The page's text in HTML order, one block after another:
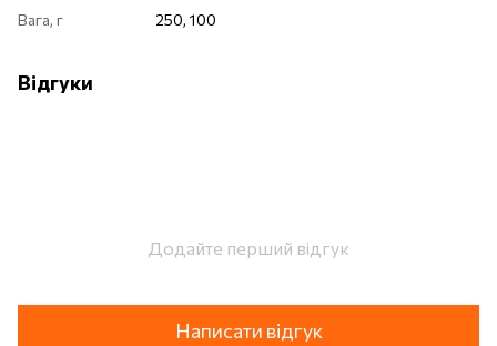
Вага, г
250, 100
Відгуки
Додайте перший відгук
Написати відгук